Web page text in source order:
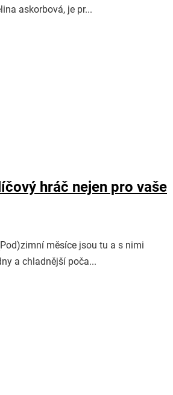
askorbová, je pr...
hráč nejen pro vaše
měsíce jsou tu a s nimi
a chladnější poča...